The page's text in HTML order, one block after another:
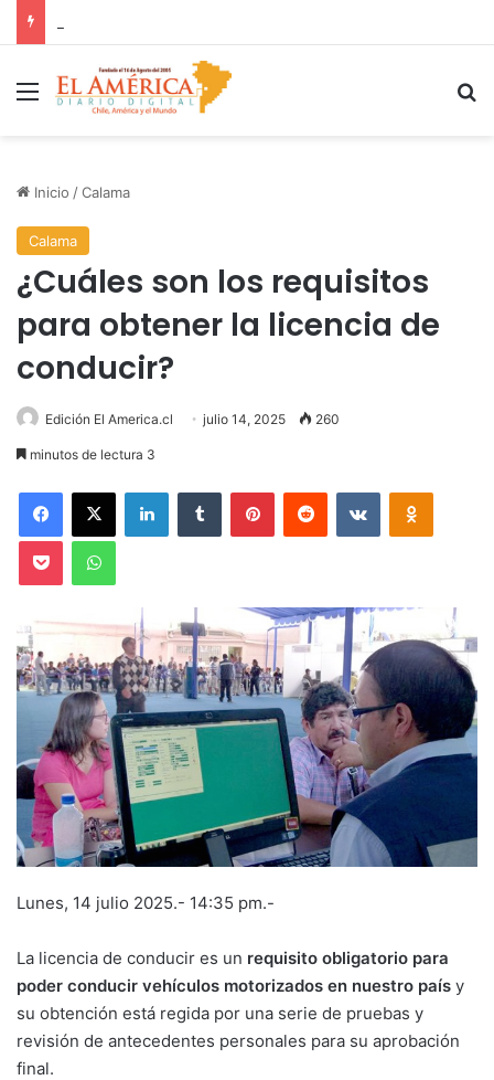
Menú
Inicio /Calama
Calama
¿Cuáles son los requisitos
para obtener la licencia de
conducir?
Edición El America.cl julio 14, 2025 260
minutos de lectura 3
Facebook
X LinkedInTumblr PinterestReddit VKontakte
Pocket WhatsApp
Lunes, 14 julio 2025.- 14:35 pm.-
La licencia de conducir es un requisito obligatorio para
poder conducir vehículos motorizados en nuestro país y
su obtención está regida por una serie de pruebas y
revisión de antecedentes personales para su aprobación
final.